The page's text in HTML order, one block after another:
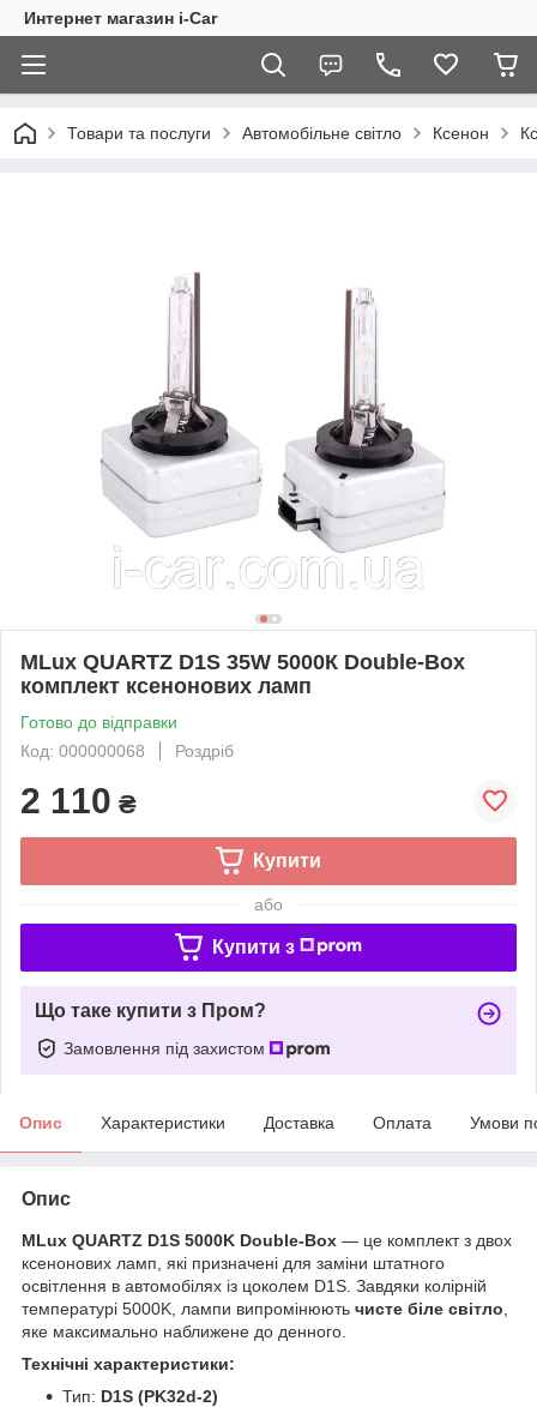
Интернет магазин i-Car
Товари та послуги Автомобільне світло Ксенон
MLux QUARTZ D1S 35W 5000К Double-Box
комплект ксенонових ламп
Готово до відправки
Код: 000000068
Роздріб
2 110 ₴
Купити
або
Купити з
Що таке купити з Пром?
Замовлення під захистом
Опис Характеристики Доставка Оплата Умови
Опис
MLux QUARTZ D1S 5000K Double-Box — це комплект з двох
ксенонових ламп, які призначені для заміни штатного
освітлення в автомобілях із цоколем D1S. Завдяки колірній
температурі 5000K, лампи випромінюють чисте біле світло
яке максимально наближене до денного.
Технічні характеристики:
Тип: D1S (PK32d-2)